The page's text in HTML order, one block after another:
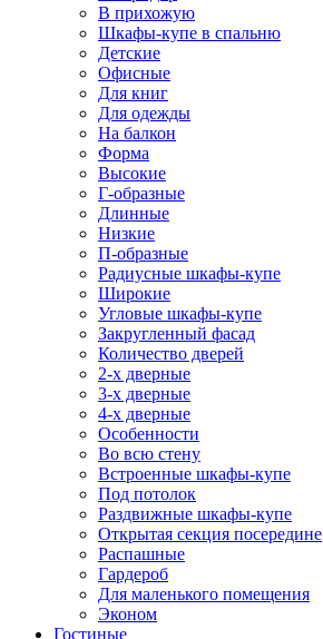
В прихожую
Шкафы-купе в спальню
Детские
Офисные
Для книг
Для одежды
На балкон
Форма
Высокие
Г-образные
Длинные
Низкие
П-образные
Радиусные шкафы-купе
Широкие
Угловые шкафы-купе
Закругленный фасад
Количество дверей
2-х дверные
3-х дверные
4-х дверные
Особенности
Во всю стену
Встроенные шкафы-купе
Под потолок
Раздвижные шкафы-купе
Открытая секция посередине
Распашные
Гардероб
Для маленького помещения
Эконом
Гостиные